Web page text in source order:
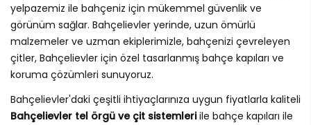
yelpazemiz ile bahçeniz için mükemmel güvenlik ve
görünüm sağlar. Bahçelievler yerinde, uzun ömürlü
malzemeler ve uzman ekiplerimizle, bahçenizi çevreleyen
çitler, Bahçelievler için özel tasarlanmış bahçe kapıları ve
koruma çözümleri sunuyoruz.
Bahçelievler'daki çeşitli ihtiyaçlarınıza uygun fiyatlarla kaliteli
Bahçelievler tel örgü ve çit sistemleriile bahçe kapıları ile